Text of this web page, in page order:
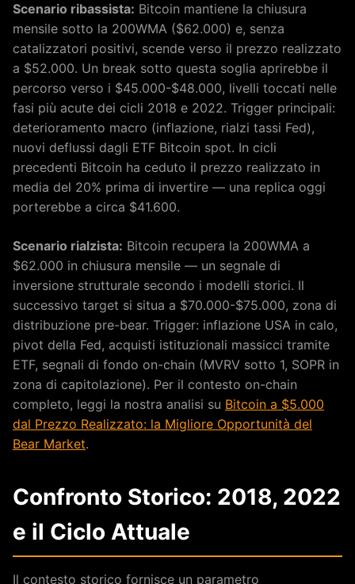
Scenario ribassista: Bitcoin mantiene la chiusura
mensile sotto la 200WMA ($62.000) e, senza
catalizzatori positivi, scende verso il prezzo realizzato
a $52.000. Un break sotto questa soglia aprirebbe il
percorso verso i $45.000-$48.000, livelli toccati nelle
fasi più acute dei cicli 2018 e 2022. Trigger principali:
deterioramento macro (inflazione, rialzi tassi Fed),
nuovi deflussi dagli ETF Bitcoin spot. In cicli
precedenti Bitcoin ha ceduto il prezzo realizzato in
media del 20% prima di invertire — una replica oggi
porterebbe a circa $41.600.
Scenario rialzista: Bitcoin recupera la 200WMA a
$62.000 in chiusura mensile — un segnale di
inversione strutturale secondo i modelli storici. Il
successivo target si situa a $70.000-$75.000, zona di
distribuzione pre-bear. Trigger: inflazione USA in calo,
pivot della Fed, acquisti istituzionali massicci tramite
ETF, segnali di fondo on-chain (MVRV sotto 1, SOPR in
zona di capitolazione). Per il contesto on-chain
completo, leggi la nostra analisi su Bitcoin a $5.000
dal Prezzo Realizzato: la Migliore Opportunità del
Bear Market.
Confronto Storico: 2018, 2022
e il Ciclo Attuale
Il contesto storico fornisce un parametro